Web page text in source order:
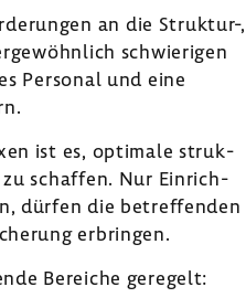
an die Struktur-​,
schwie­rigen
Personal und eine
ist es, opti­male struk­
schaffen. Nur Einrich­
dürfen die betref­fenden
erbringen.
Bereiche gere­gelt: